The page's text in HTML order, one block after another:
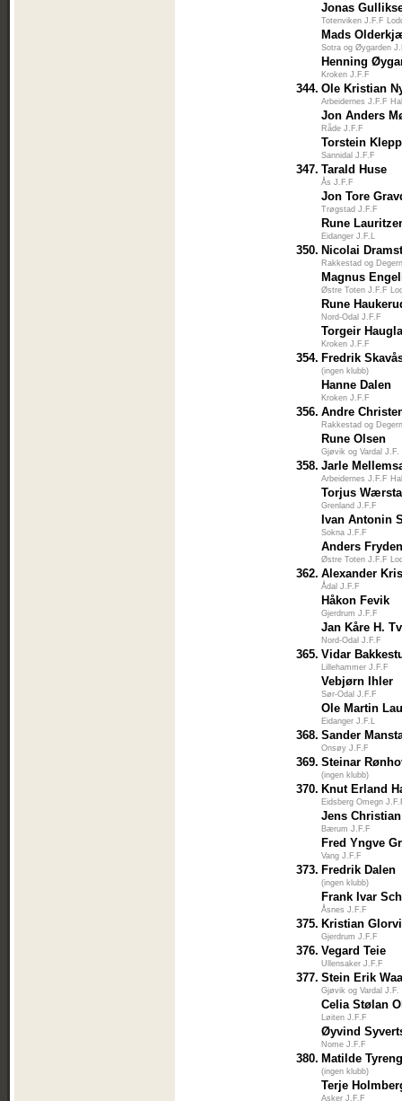
Jonas
Totenviken J.F.F
Mads
Sotra og Øygarden
Henning
Kroken J.F.F
344. Ole Kristian
Arbeidernes J.F.F
Jon Anders
Råde J.F.F
Torstein
Sannidal J.F.F
347. Tarald Huse
Ås J.F.F
Jon Tore
Trøgstad J.F.F
Rune
Eidanger J.F.L
350. Nicolai
Rakkestad og
Magnus
Østre Toten J.F.F
Rune
Nord-Odal J.F.F
Torgeir
Kroken J.F.F
354. Fredrik
(ingen klubb)
Hanne Dalen
Kroken J.F.F
356. Andre
Rakkestad og
Rune Olsen
Gjøvik og Vardal J.F.
358. Jarle
Arbeidernes J.F.F
Torjus
Grenland J.F.F
Ivan Antonin
Sokna J.F.F
Anders
Østre Toten J.F.F
362. Alexander
Ådal J.F.F
Håkon Fevik
Gjerdrum J.F.F
Jan Kåre H.
Nord-Odal J.F.F
365. Vidar
Lillehammer J.F.F
Vebjørn Ihler
Sør-Odal J.F.F
Ole Martin
Eidanger J.F.L
368. Sander
Onsøy J.F.F
369. Steinar
(ingen klubb)
370. Knut Erland
Eidsberg Omegn
Jens
Bærum J.F.F
Fred Yngve
Vang J.F.F
373. Fredrik Dalen
(ingen klubb)
Frank Ivar
Åsnes J.F.F
375. Kristian
Gjerdrum J.F.F
376. Vegard Teie
Ullensaker J.F.F
377. Stein Erik
Gjøvik og Vardal J.F.
Celia Stølan
Løiten J.F.F
Øyvind
Nome J.F.F
380. Matilde
(ingen klubb)
Terje
Asker J.F.F